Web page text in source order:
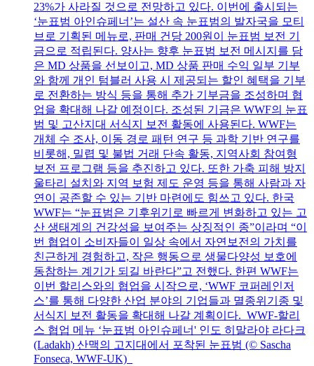
23%가 사라질 것으로 전망하고 있다. 이번에 출시되는
‘눈표범 아인슈페너’는 설산 속 눈표범의 발자국을 모티
브로 기획된 메뉴로, 판매 건당 200원이 눈표범 보전 기
금으로 적립된다. 양사는 향후 눈표범 보전 메시지를 담
은 MD 상품을 선보이고, MD 상품 판매 수익 일부 기부
와 함께 개인 텀블러 사용 시 제공되는 할인 혜택을 기부
로 전환하는 방식 등을 통해 추가 기부금을 조성하며 협
업을 확대해 나갈 예정이다. 조성된 기금은 WWF의 눈표
범 및 고산지대 서식지 보전 활동에 사용된다. WWF는
개체 수 조사, 이동 경로 패턴 연구 등 과학 기반 연구를
비롯해, 밀렵 및 불법 거래 단속 활동, 지역사회 참여형
보전 프로그램 등을 추진하고 있다. 또한 가축 피해 방지
울타리 설치와 지역 보험 제도 운영 등을 통해 사람과 자
연이 공존할 수 있는 기반 마련에도 힘쓰고 있다. 한국
WWF는 “눈표범은 기후위기로 빠르게 변화하고 있는 고
산 생태계의 건강성을 보여주는 상징적인 종”이라며 “이
번 협업이 소비자들이 일상 속에서 자연보전의 가치를
친근하게 경험하고, 작은 행동으로 생물다양성 보호에
동참하는 계기가 되길 바란다”고 전했다. 한편 WWF는
이번 할리스와의 협업을 시작으로, ‘WWF 코퍼레인저
스’를 통해 다양한 산업 분야의 기업들과 멸종위기종 및
서식지 보전 활동을 확대해 나갈 계획이다. WWF-할리
스 협업 메뉴 ‘눈표범 아인슈페너' 인도 히말라야 라다크
(Ladakh) 산맥의 고지대에서 포착된 눈표범 (© Sascha
Fonseca, WWF-UK)